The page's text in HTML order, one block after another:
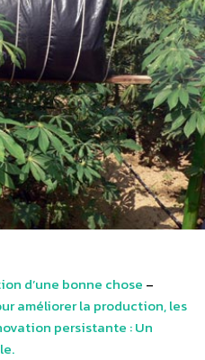
d’une bonne chose –
améliorer la production, les
persistante : Un